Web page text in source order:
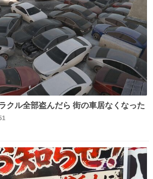
る。
クル全部盗んだら 街の車居なくなった